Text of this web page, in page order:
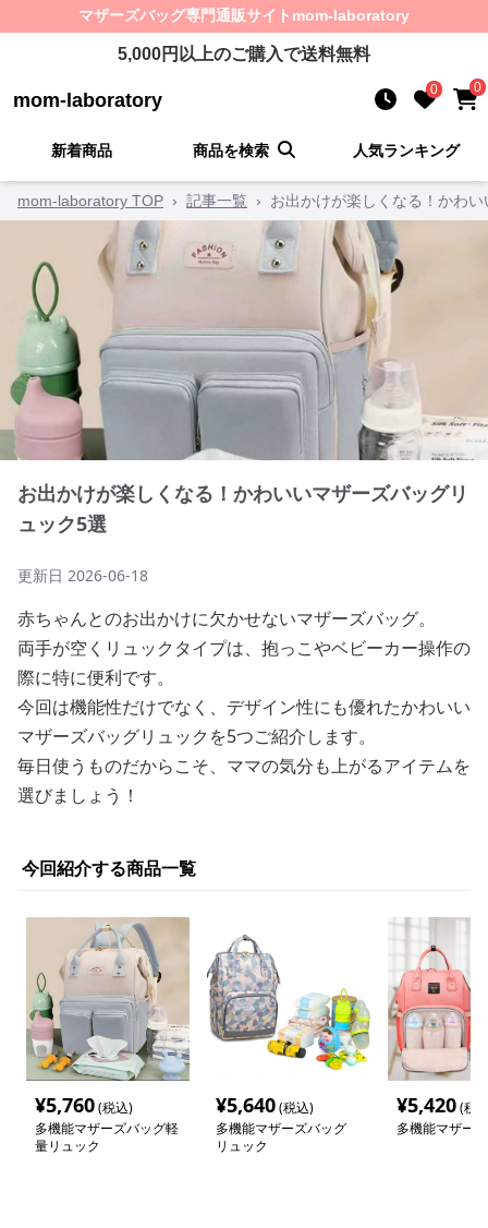
マザーズバッグ専門通販サイト mom-laboratory
5,000円以上のご購入で送料無料
mom-laboratory 0 0
新着商品 商品を検索 人気ランキング
mom-laboratory TOP › 記事一覧 › お出かけが楽しくなる！かわ
お出かけが楽しくなる！かわいいマザーズバッグリ
ュック5選
更新日 2026-06-18
赤ちゃんとのお出かけに欠かせないマザーズバッグ。
両手が空くリュックタイプは、抱っこやベビーカー操作の
際に特に便利です。
今回は機能性だけでなく、デザイン性にも優れたかわいい
マザーズバッグリュックを5つご紹介します。
毎日使うものだからこそ、ママの気分も上がるアイテムを
選びましょう！
今回紹介する商品一覧
¥5,760(税込)
多機能マザーズバッグ軽
量リュック
¥5,640(税込)
多機能マザーズバッグ
リュック
¥5,420(税
多機能マザー